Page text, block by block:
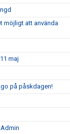
möjligt att använda
maj
på påskdagen!